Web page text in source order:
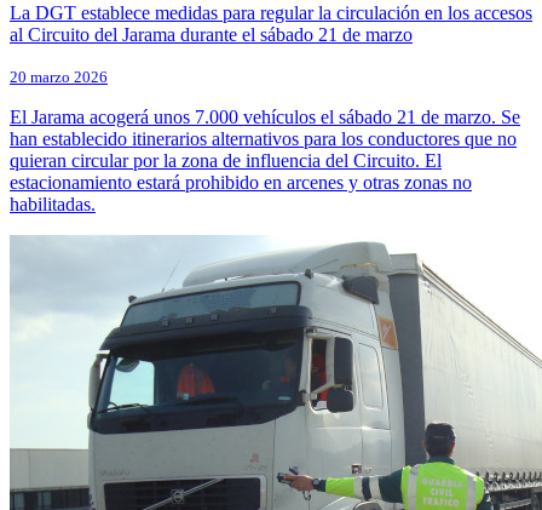
La DGT establece medidas para regular la circulación en los accesos
al Circuito del Jarama durante el sábado 21 de marzo
20 marzo 2026
El Jarama acogerá unos 7.000 vehículos el sábado 21 de marzo. Se
han establecido itinerarios alternativos para los conductores que no
quieran circular por la zona de influencia del Circuito. El
estacionamiento estará prohibido en arcenes y otras zonas no
habilitadas.